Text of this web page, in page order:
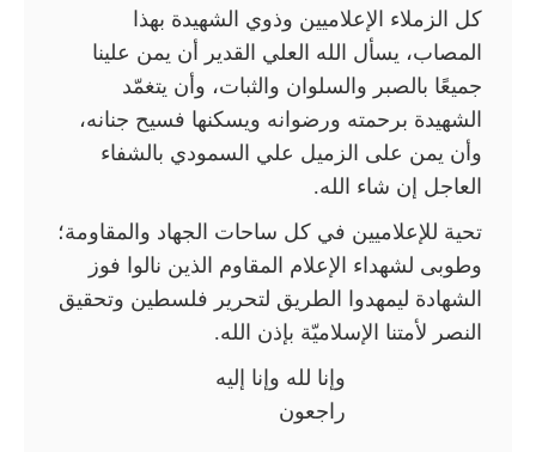
كل الزملاء الإعلاميين وذوي الشهيدة بهذا
المصاب، يسأل الله العلي القدير أن يمن علينا
جميعًا بالصبر والسلوان والثبات، وأن يتغمّد
الشهيدة برحمته ورضوانه ويسكنها فسيح جنانه،
وأن يمن على الزميل علي السمودي بالشفاء
العاجل إن شاء الله.
تحية للإعلاميين في كل ساحات الجهاد والمقاومة؛
وطوبى لشهداء الإعلام المقاوم الذين نالوا فوز
الشهادة ليمهدوا الطريق لتحرير فلسطين وتحقيق
النصر لأمتنا الإسلاميّة بإذن الله.
وإنا لله وإنا إليه
راجعون